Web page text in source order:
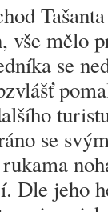
vše mělo
se
se
Dle jeho